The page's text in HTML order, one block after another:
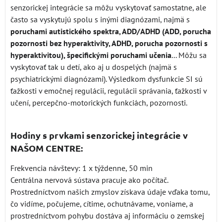
senzorickej integrácie sa môžu vyskytovať samostatne, ale
často sa vyskytujú spolu s inými diagnózami, najmä s
poruchami autistického spektra, ADD/ADHD (ADD, porucha
pozornosti bez hyperaktivity, ADHD, porucha pozornosti s
hyperaktivitou), špecifickými poruchami učenia... Môžu sa
vyskytovať tak u detí, ako aj u dospelých (najmä s
psychiatrickými diagnózami). Výsledkom dysfunkcie SI sú
ťažkosti v emočnej regulácii, regulácii správania, ťažkosti v
učení, percepčno-motorických funkciách, pozornosti.
Hodiny s prvkami senzorickej integrácie v
NAŠOM CENTRE:
Frekvencia návštevy: 1 x týždenne, 50 min
Centrálna nervová sústava pracuje ako počítač.
Prostredníctvom našich zmyslov získava údaje vďaka tomu,
čo vidíme, počujeme, cítime, ochutnávame, voniame, a
prostredníctvom pohybu dostáva aj informáciu o zemskej